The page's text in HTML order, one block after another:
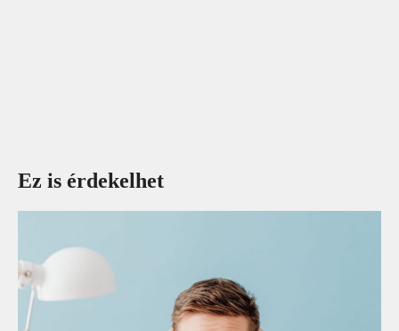
Ez is érdekelhet